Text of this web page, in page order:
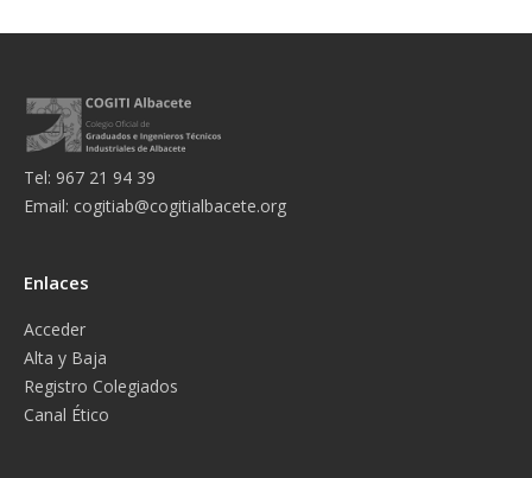
Tel: 967 21 94 39
Email: cogitiab@cogitialbacete.org
Enlaces
Acceder
Alta y Baja
Registro Colegiados
Canal Ético